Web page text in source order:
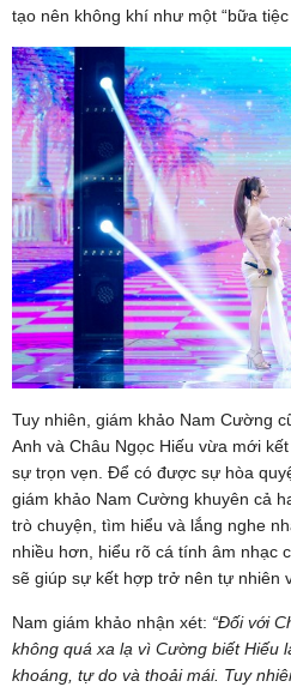
tạo nên không khí như một “bữa tiệc
Tuy nhiên, giám khảo Nam Cường
Anh và Châu Ngọc Hiếu vừa mới
sự trọn vẹn. Để có được sự hòa
giám khảo Nam Cường khuyên cả
trò chuyện, tìm hiểu và lắng nghe
nhiều hơn, hiểu rõ cá tính âm nhạc
sẽ giúp sự kết hợp trở nên tự nhiên
Nam giám khảo nhận xét: “Đối với
không quá xa lạ vì Cường biết Hiếu
khoáng, tự do và thoải mái. Tuy